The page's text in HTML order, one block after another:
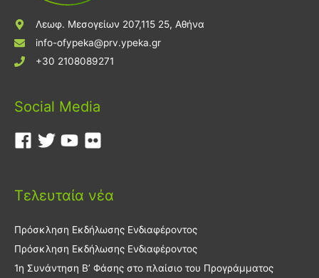
Λεωφ. Μεσογείων 207,115 25, Αθήνα
info-ofypeka@prv.ypeka.gr
+30 2108089271
Social Media
Τελευταία νέα
Πρόσκληση Εκδήλωσης Ενδιαφέροντος
Πρόσκληση Εκδήλωσης Ενδιαφέροντος
1η Συνάντηση Β’ Φάσης στο πλαίσιο του Προγράμματος